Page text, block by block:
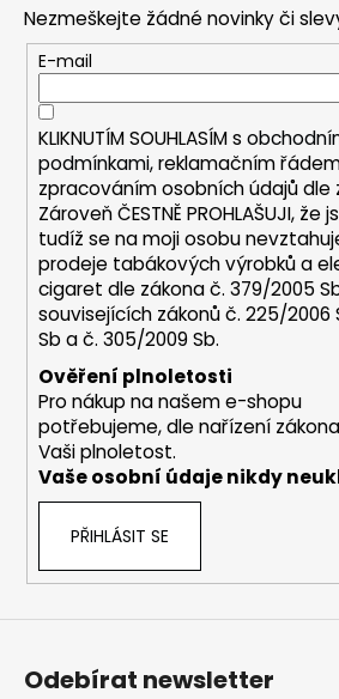
a
c
í
p
r
v
k
y
v
ý
p
i
Nezmeškejte žádné novinky či
E-mail
KLIKNUTÍM SOUHLASÍM s
podmínkami,reklamačním
zpracováním osobních údajů dle
Zároveň ČESTNĚ PROHLAŠUJI,
tudíž se na moji osobu
prodeje tabákových výrobků a
cigaret dle zákona č. 379/2005
souvisejících zákonů č. 225/2006
Sb a č. 305/2009 Sb.
Ověření plnoletosti
Pro nákup na našem e-shopu
potřebujeme, dle nařízení
Vaši plnoletost.
Vaše osobní údaje nikdy
PŘIHLÁSIT SE
Odebírat newsletter